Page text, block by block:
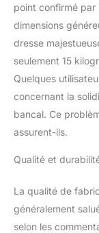
point confirmé par
dimensions
dresse
seulement 15
Quelques
concernant la
bancal. Ce
assurent-ils.
Qualité et
La qualité de
généralement
selon les